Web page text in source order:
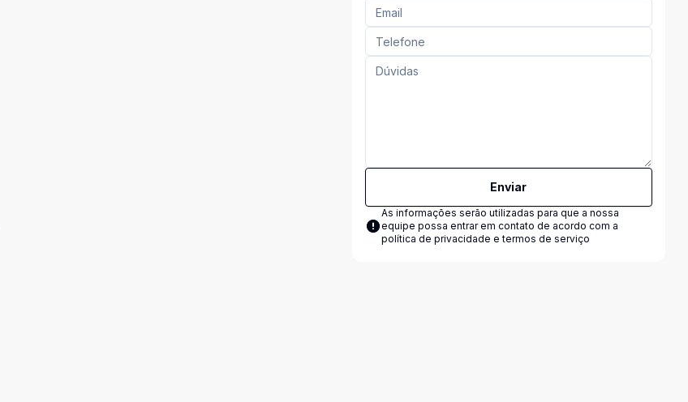
Enviar
As informações serão utilizadas para que a nossa
equipe possa entrar em contato de acordo com a
política de privacidade e termos de serviço